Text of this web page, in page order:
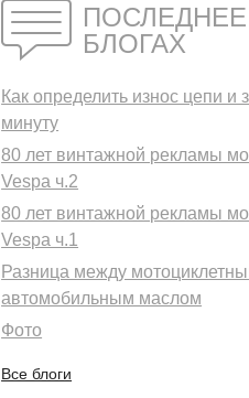
БЛОГАХ
Как определить износ цепи и
минуту
80 лет винтажной рекламы
Vespa ч.2
80 лет винтажной рекламы
Vespa ч.1
Разница между
автомобильным маслом
Фото
Все блоги